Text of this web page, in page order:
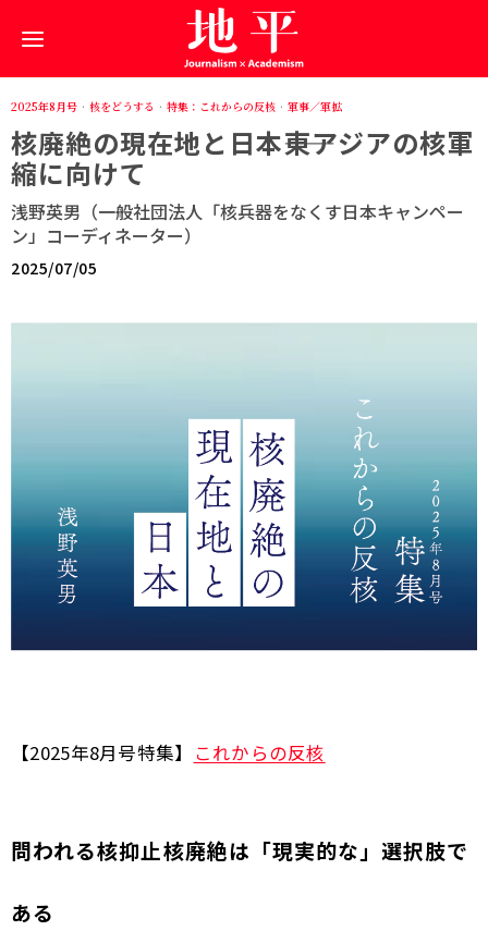
2025年8月号 · 核をどうする · 特集：これからの反核 · 軍事／軍拡
核廃絶の現在地と日本――東アジアの核軍
縮に向けて
浅野英男（一般社団法人「核兵器をなくす日本キャンペー
ン」コーディネーター）
2025/07/05
【2025年8月号特集】 これからの反核
問われる核抑止――核廃絶は「現実的な」選択肢で
ある